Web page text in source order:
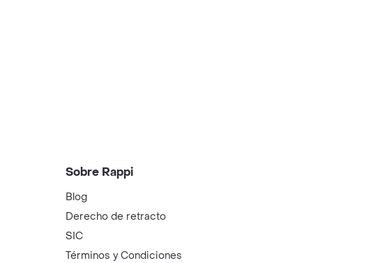
Sobre Rappi
Blog
Derecho de retracto
SIC
Términos y Condiciones